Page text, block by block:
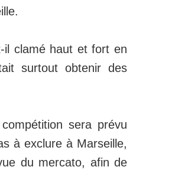
il clamé haut et fort en
surtout obtenir des
sera prévu
à exclure à Marseille,
du mercato, afin de